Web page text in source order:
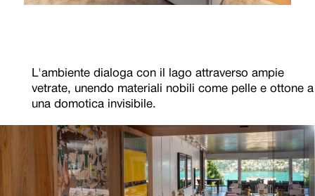
L'ambiente dialoga con il lago attraverso ampie
vetrate, unendo materiali nobili come pelle e ottone a
una domotica invisibile.